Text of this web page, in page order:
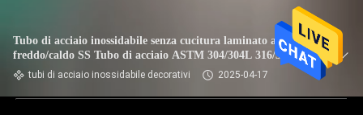
Tubo di acciaio inossidabile senza cucitura laminato a
freddo/caldo SS Tubo di acciaio ASTM 304/304L 316/316L
tubi di acciaio inossidabile decorativi 2025-04-17